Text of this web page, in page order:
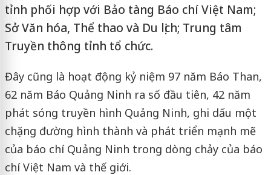
tỉnh phối hợp với Bảo tàng Báo chí Việt Nam;
Sở Văn hóa, Thể thao và Du lịch; Trung tâm
Truyền thông tỉnh tổ chức.
Đây cũng là hoạt động kỷ niệm 97 năm Báo Than,
62 năm Báo Quảng Ninh ra số đầu tiên, 42 năm
phát sóng truyền hình Quảng Ninh, ghi dấu một
chặng đường hình thành và phát triển mạnh mẽ
của báo chí Quảng Ninh trong dòng chảy của báo
chí Việt Nam và thế giới.